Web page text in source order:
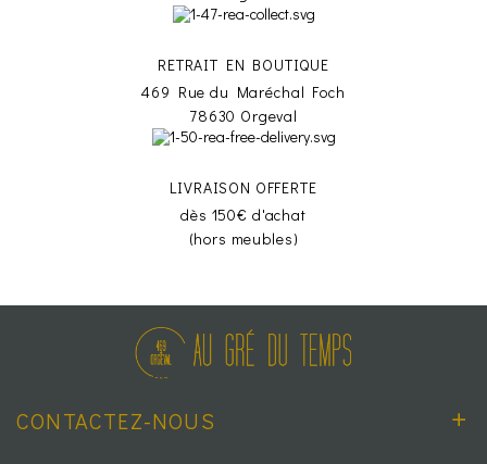
RETRAIT EN BOUTIQUE
469 Rue du Maréchal Foch
78630 Orgeval
LIVRAISON OFFERTE
dès 150€ d'achat
(hors meubles)
CONTACTEZ-NOUS